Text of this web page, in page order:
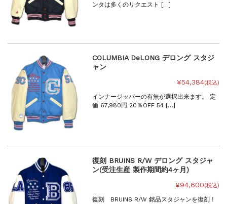
ンタは多くのリクエスト […]
COLUMBIA DeLONG デロング スタジ
ャン
¥54,384(税込)
インナージッパーの有無が選択出来ます。 定
価 67,980円 20％OFF 54 […]
復刻 BRUINS R/W デロング スタジャ
ン(受注生産 製作期間約4ヶ月)
¥94,600(税込)
復刻 BRUINS R/W 銘品スタジャンを復刻！